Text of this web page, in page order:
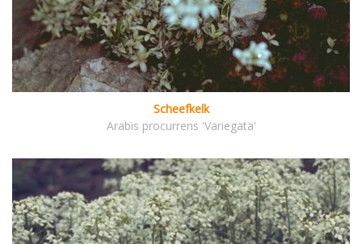
Scheefkelk
Arabis procurrens 'Variegata'